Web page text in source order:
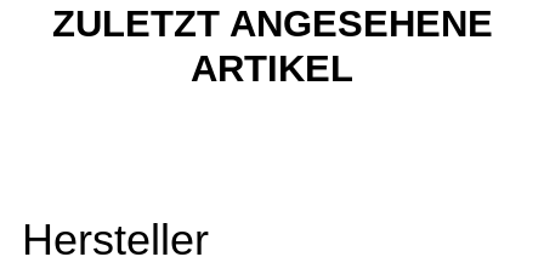
ZULETZT ANGESEHENE
ARTIKEL
Hersteller